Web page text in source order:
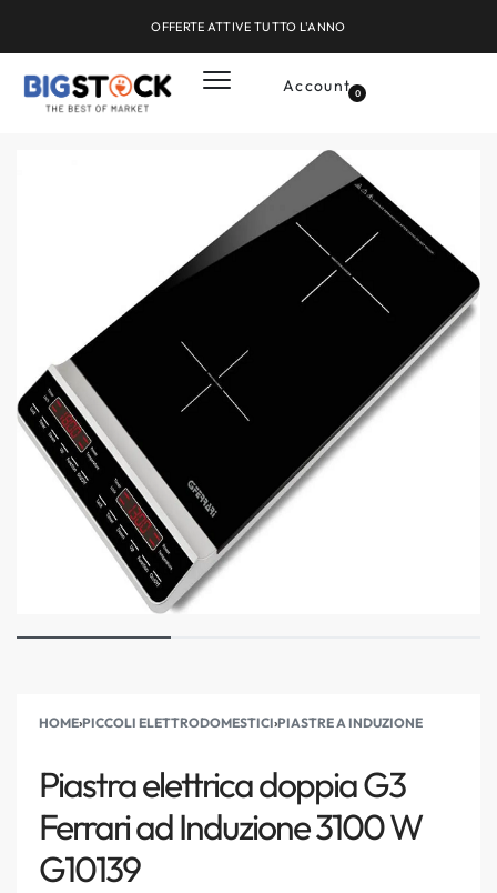
OFFERTE ATTIVE TUTTO L'ANNO
Account 0
HOME›PICCOLI ELETTRODOMESTICI›PIASTRE A INDUZIONE
Piastra elettrica doppia G3
Ferrari ad Induzione 3100 W
G10139